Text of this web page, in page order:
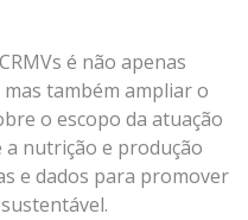
é não apenas
também ampliar o
o escopo da atuação
a nutrição e produção
e dados para promover